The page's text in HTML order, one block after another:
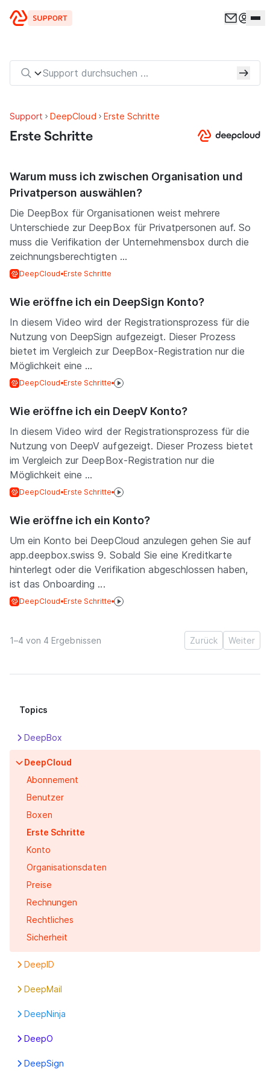
Support DeepCloud Erste Schritte
Erste Schritte
Warum muss ich zwischen Organisation und
Privatperson auswählen?
Die DeepBox für Organisationen weist mehrere
Unterschiede zur DeepBox für Privatpersonen auf. So
muss die Verifikation der Unternehmensbox durch die
zeichnungsberechtigten ...
DeepCloud Erste Schritte
Wie eröffne ich ein DeepSign Konto?
In diesem Video wird der Registrationsprozess für die
Nutzung von DeepSign aufgezeigt. Dieser Prozess
bietet im Vergleich zur DeepBox-Registration nur die
Möglichkeit eine ...
DeepCloud Erste Schritte
Wie eröffne ich ein DeepV Konto?
In diesem Video wird der Registrationsprozess für die
Nutzung von DeepV aufgezeigt. Dieser Prozess bietet
im Vergleich zur DeepBox-Registration nur die
Möglichkeit eine ...
DeepCloud Erste Schritte
Wie eröffne ich ein Konto?
Um ein Konto bei DeepCloud anzulegen gehen Sie auf
app.deepbox.swiss 9. Sobald Sie eine Kreditkarte
hinterlegt oder die Verifikation abgeschlossen haben,
ist das Onboarding ...
DeepCloud Erste Schritte
1–4 von 4 Ergebnissen Zurück Weiter
Topics
DeepBox
DeepCloud
Abonnement
Benutzer
Boxen
Erste Schritte
Konto
Organisationsdaten
Preise
Rechnungen
Rechtliches
Sicherheit
DeepID
DeepMail
DeepNinja
DeepO
DeepSign